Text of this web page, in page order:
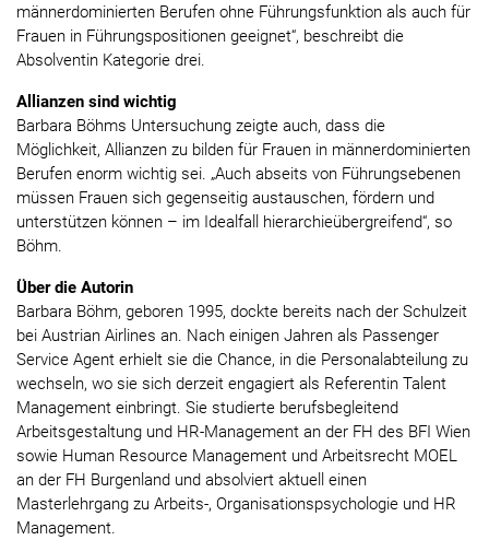
männerdominierten Berufen ohne Führungsfunktion als auch für
Frauen in Führungspositionen geeignet“, beschreibt die
Absolventin Kategorie drei.
Allianzen sind wichtig
Barbara Böhms Untersuchung zeigte auch, dass die
Möglichkeit, Allianzen zu bilden für Frauen in männerdominierten
Berufen enorm wichtig sei. „Auch abseits von Führungsebenen
müssen Frauen sich gegenseitig austauschen, fördern und
unterstützen können – im Idealfall hierarchieübergreifend“, so
Böhm.
Über die Autorin
Barbara Böhm, geboren 1995, dockte bereits nach der Schulzeit
bei Austrian Airlines an. Nach einigen Jahren als Passenger
Service Agent erhielt sie die Chance, in die Personalabteilung zu
wechseln, wo sie sich derzeit engagiert als Referentin Talent
Management einbringt. Sie studierte berufsbegleitend
Arbeitsgestaltung und HR-Management an der FH des BFI Wien
sowie Human Resource Management und Arbeitsrecht MOEL
an der FH Burgenland und absolviert aktuell einen
Masterlehrgang zu Arbeits-, Organisationspsychologie und HR
Management.